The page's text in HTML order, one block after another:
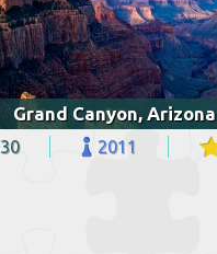
Grand Canyon, Arizona
30 2011